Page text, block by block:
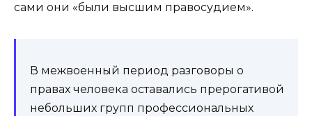
сами они «были высшим правосудием».
В межвоенный период разговоры о
правах человека оставались прерогативой
небольших групп профессиональных